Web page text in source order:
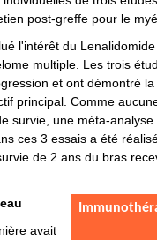
post-greffe pour le
l'intérêt du
multiple. Les trois
et ont démontré
principal. Comme
survie, une méta-
ces 3 essais a été
de 2 ans du bras
avait